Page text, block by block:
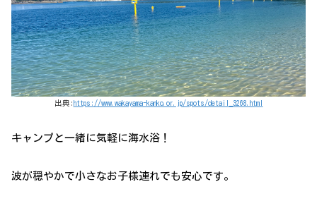
出典: https://www.wakayama-kanko.or.jp/spots/detail_3268.html
キャンプと一緒に気軽に海水浴！
波が穏やかで小さなお子様連れでも安心です。